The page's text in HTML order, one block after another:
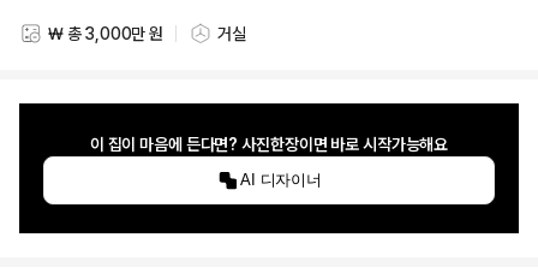
스타일링 비용
₩ 총 3,000만 원 스타일링 공간
거실
이 집이 마음에 든다면? 사진한장이면 바로 시작가능해요
AI 디자이너